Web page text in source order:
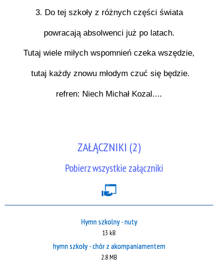
3. Do tej szkoły z różnych części świata
powracają absolwenci już po latach.
Tutaj wiele miłych wspomnień czeka wszędzie,
tutaj każdy znowu młodym czuć się będzie.
refren: Niech Michał Kozal....
ZAŁĄCZNIKI (2)
Pobierz wszystkie załączniki
Hymn szkolny - nuty
13 kB
hymn szkoły - chór z akompaniamentem
2.8 MB